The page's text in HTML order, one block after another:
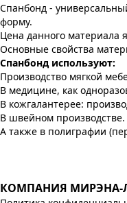
Спанбонд -
форму.
Цена данного материала
Основные свойства
Спанбонд используют:
Производство мягкой
В медицине, как
В кожгалантерее:
В швейном производстве.
А также в полиграфии
КОМПАНИЯ МИРЭНА-